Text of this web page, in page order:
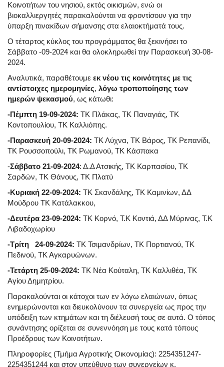
Κοινοτήτων του νησιού, εκτός οικισμών, ενώ οι
βιοκαλλιεργητές παρακαλούνται να φροντίσουν για την
ύπαρξη πινακίδων σήμανσης στα ελαιοκτήματά τους.
Ο τέταρτος κύκλος του προγράμματος θα ξεκινήσει το
Σάββατο -09-2024 και θα ολοκληρωθεί την Παρασκευή 30-08-
2024.
Αναλυτικά, παραθέτουμε εκ νέου τις κοινότητες με τις
αντίστοιχες ημερομηνίες, λόγω τροποποίησης των
ημερών ψεκασμού, ως κάτωθι:
-Πέμπτη 19-09-2024: ΤΚ Πλάκας, ΤΚ Παναγιάς, ΤΚ
Κοντοπουλίου, ΤΚ Καλλιόπης.
-Παρασκευή 20-09-2024: ΤΚ Λύχνα, ΤΚ Βάρος, ΤΚ Ρεπανίδι,
ΤΚ Ρουσσοπούλι, ΤΚ Ρωμανού, ΤΚ Κάσπακα
-Σάββατο 21-09-2024: Δ.Δ Ατσικής, ΤΚ Καρπασίου, ΤΚ
Σαρδών, ΤΚ Θάνους, ΤΚ Πλατύ
-Κυριακή 22-09-2024: ΤΚ Σκανδάλης, ΤΚ Καμινίων, ΔΔ
Μούδρου ΤΚ Κατάλακκου,
-Δευτέρα 23-09-2024: ΤΚ Κορνό, Τ.Κ Κοντιά, ΔΔ Μύρινας, Τ.Κ
Λιβαδοχωρίου
-Τρίτη 24-09-2024: ΤΚ Τσιμανδρίων, ΤΚ Πορτιανού, ΤΚ
Πεδινού, ΤΚ Αγκαρυώνων.
-Τετάρτη 25-09-2024: ΤΚ Νέα Κούταλη, ΤΚ Καλλιθέα, ΤΚ
Αγίου Δημητρίου.
Παρακαλούνται οι κάτοχοι των εν λόγω ελαιώνων, όπως
ενημερώνονται και διευκολύνουν τα συνεργεία ως προς την
υπόδειξη των κτημάτων και τη διέλευσή τους σε αυτά. Ο τόπος
συνάντησης ορίζεται σε συνεννόηση με τους κατά τόπους
Προέδρους των Κοινοτήτων.
Πληροφορίες (Τμήμα Αγροτικής Οικονομίας): 2254351247-
2254351244 και στον υπεύθυνο των συνεργείων κ.